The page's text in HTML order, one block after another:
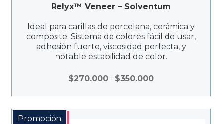
Relyx™ Veneer – Solventum
Ideal para carillas de porcelana, cerámica y
composite. Sistema de colores fácil de usar,
adhesión fuerte, viscosidad perfecta, y
notable estabilidad de color.
$270.000 - $350.000Rango
Promoción